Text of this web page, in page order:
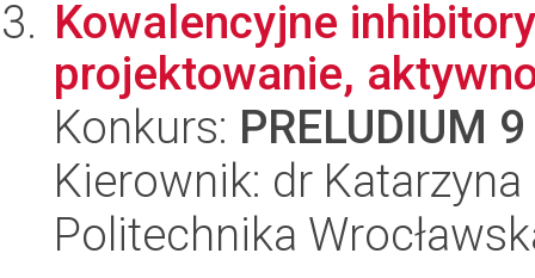
Kowalencyjne
projektowanie,
Konkurs: PRELUDIUM 9
Kierownik: dr
Politechnika